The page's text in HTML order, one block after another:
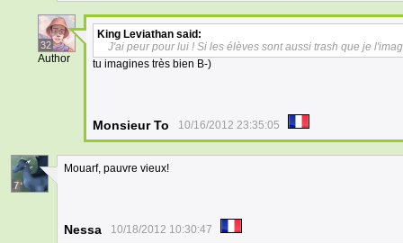
32
Author
King Leviathan said:
J'ai peur pour lui ! Si les élèves sont aussi trash que je
tu imagines très bien B-)
Monsieur To 10/16/2012 23:35:05
7
Mouarf, pauvre vieux!
Nessa 10/18/2012 10:30:47